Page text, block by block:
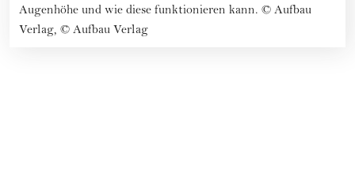
Augenhöhe und wie diese funktionieren kann. © Aufbau
Verlag, © Aufbau Verlag